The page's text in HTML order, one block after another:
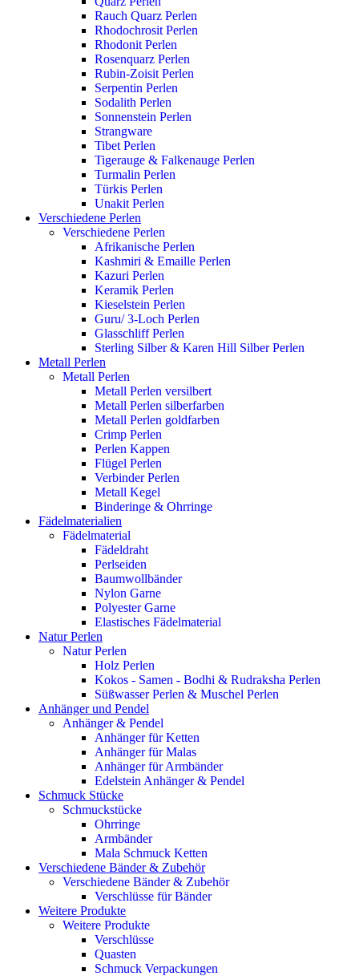
Rauch Quarz Perlen
Rhodochrosit Perlen
Rhodonit Perlen
Rosenquarz Perlen
Rubin-Zoisit Perlen
Serpentin Perlen
Sodalith Perlen
Sonnenstein Perlen
Strangware
Tibet Perlen
Tigerauge & Falkenauge Perlen
Turmalin Perlen
Türkis Perlen
Unakit Perlen
Verschiedene Perlen
Verschiedene Perlen
Afrikanische Perlen
Kashmiri & Emaille Perlen
Kazuri Perlen
Keramik Perlen
Kieselstein Perlen
Guru/ 3-Loch Perlen
Glasschliff Perlen
Sterling Silber & Karen Hill Silber Perlen
Metall Perlen
Metall Perlen
Metall Perlen versilbert
Metall Perlen silberfarben
Metall Perlen goldfarben
Crimp Perlen
Perlen Kappen
Flügel Perlen
Verbinder Perlen
Metall Kegel
Binderinge & Ohrringe
Fädelmaterialien
Fädelmaterial
Fädeldraht
Perlseiden
Baumwollbänder
Nylon Garne
Polyester Garne
Elastisches Fädelmaterial
Natur Perlen
Natur Perlen
Holz Perlen
Kokos - Samen - Bodhi & Rudraksha Perlen
Süßwasser Perlen & Muschel Perlen
Anhänger und Pendel
Anhänger & Pendel
Anhänger für Ketten
Anhänger für Malas
Anhänger für Armbänder
Edelstein Anhänger & Pendel
Schmuck Stücke
Schmuckstücke
Ohrringe
Armbänder
Mala Schmuck Ketten
Verschiedene Bänder & Zubehör
Verschiedene Bänder & Zubehör
Verschlüsse für Bänder
Weitere Produkte
Weitere Produkte
Verschlüsse
Quasten
Schmuck Verpackungen